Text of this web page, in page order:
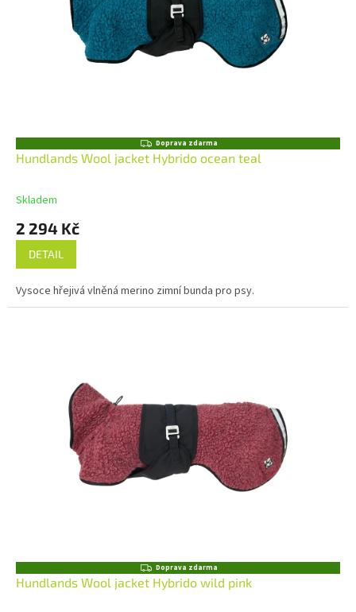
Z
D
A
Doprava zdarma
Hundlands Wool jacket Hybrido ocean teal
Skladem
2 294 Kč
DETAIL
Vysoce hřejivá vlněná merino zimní bunda pro psy.
Z
D
A
Doprava zdarma
Hundlands Wool jacket Hybrido wild pink